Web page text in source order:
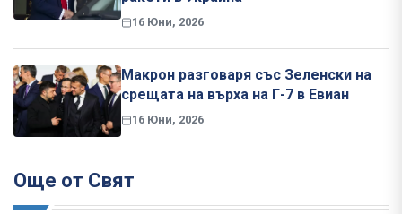
16 Юни, 2026
Макрон разговаря със Зеленски на
срещата на върха на Г-7 в Евиан
16 Юни, 2026
Още от Свят